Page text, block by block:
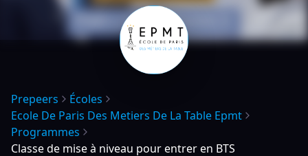
Prepeers
Écoles
Ecole De Paris Des Metiers De La Table Epmt
Programmes
Classe de mise à niveau pour entrer en BTS